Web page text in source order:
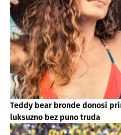
Teddy bear bronde donosi
luksuzno bez puno truda